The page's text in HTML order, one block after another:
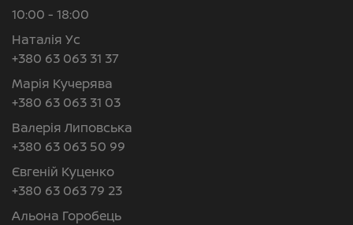
10:00 - 18:00
Наталія Ус
+380 63 063 31 37
Марія Кучерява
+380 63 063 31 03
Валерія Липовська
+380 63 063 50 99
Євгеній Куценко
+380 63 063 79 23
Альона Горобець